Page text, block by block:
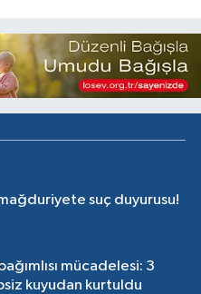
mağduriyete suç duyurusu!
mücadelesi: 3
kuyudan kurtuldu